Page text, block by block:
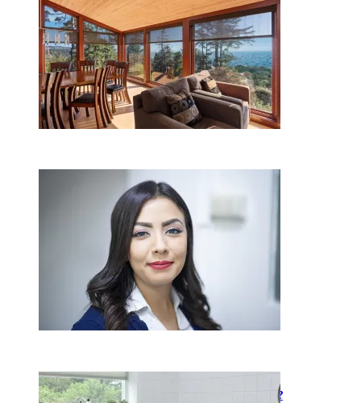
2026-08-01
Kaip miegamojo atmosfera
veikia odos senėjimą?
2026-06-01
neįgaliojo vežimėliui vonią?